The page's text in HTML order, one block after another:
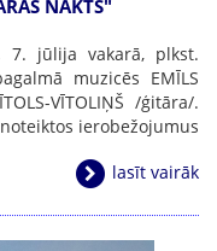
NAKTS"
7. jūlija vakarā, plkst.
muzicēs EMĪLS
VĪTOLIŅŠ /ģitāra/.
ierobežojumus
lasīt vairāk